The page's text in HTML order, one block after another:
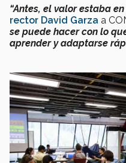
“Antes, el valor estaba
rector David Garza a
se puede hacer con lo
aprender y adaptarse